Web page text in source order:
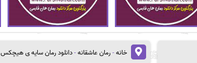
خانه-رمان عاشقانه-دانلود رمان سایه ی هیچکس